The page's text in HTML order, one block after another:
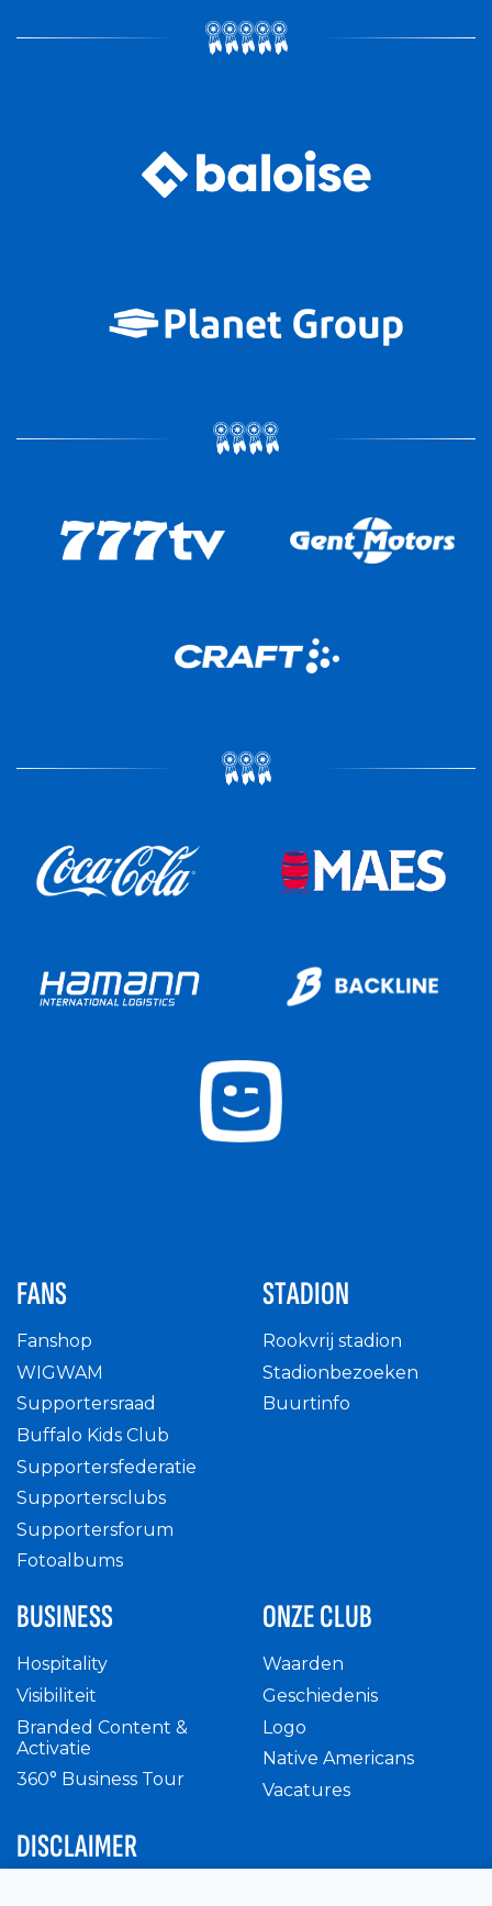
FANS
Fanshop
WIGWAM
Supportersraad
Buffalo Kids Club
Supportersfederatie
Supportersclubs
Supportersforum
Fotoalbums
STADION
Rookvrij stadion
Stadionbezoeken
Buurtinfo
BUSINESS
Hospitality
Visibiliteit
Branded Content &
Activatie
360° Business Tour
ONZE CLUB
Waarden
Geschiedenis
Logo
Native Americans
Vacatures
DISCLAIMER